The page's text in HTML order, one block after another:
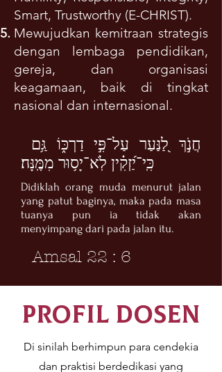
Smart, Trustworthy (E-CHRIST).
Mewujudkan kemitraan strategis
dengan lembaga pendidikan,
gereja, dan organisasi
keagamaan, baik di tingkat
nasional dan internasional.
כִּֽי־יַ֝זְקִ֗ין לֹֽא־יָס֥וּר מִמֶּֽנָּה׃
Didiklah orang muda menurut jalan
yang patut baginya, maka pada masa
tuanya pun ia tidak akan
menyimpang dari pada jalan itu.
Amsal 22 : 6
profil dosen
Di sinilah berhimpun para cendekia
dan praktisi berdedikasi yang